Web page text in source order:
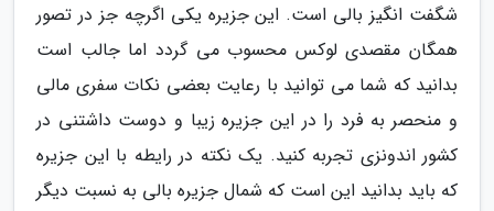
شگفت انگیز بالی است. این جزیره یکی اگرچه جز در تصور
همگان مقصدی لوکس محسوب می گردد اما جالب است
بدانید که شما می توانید با رعایت بعضی نکات سفری مالی
و منحصر به فرد را در این جزیره زیبا و دوست داشتنی در
کشور اندونزی تجربه کنید. یک نکته در رایطه با این جزیره
که باید بدانید این است که شمال جزیره بالی به نسبت دیگر